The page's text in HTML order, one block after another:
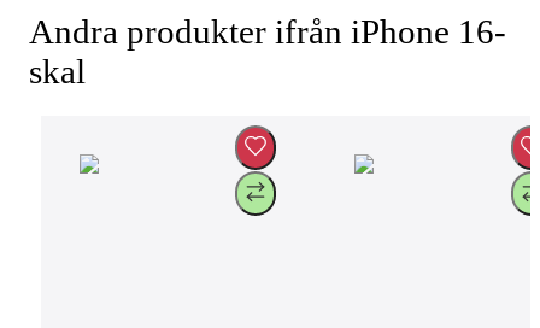
Andra produkter ifrån iPhone 16-
skal